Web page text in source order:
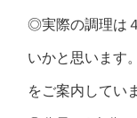
◎実際の調理は
いかと思います
をご案内してい